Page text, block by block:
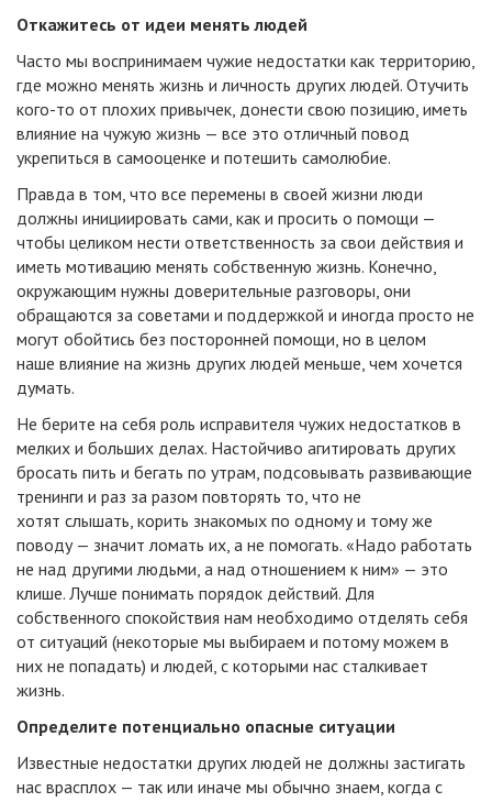
Откажитесь от идеи менять людей
Часто мы воспринимаем чужие недостатки как территорию,
где можно менять жизнь и личность других людей. Отучить
кого-то от плохих привычек, донести свою позицию, иметь
влияние на чужую жизнь — все это отличный повод
укрепиться в самооценке и потешить самолюбие.
Правда в том, что все перемены в своей жизни люди
должны инициировать сами, как и просить о помощи —
чтобы целиком нести ответственность за свои действия и
иметь мотивацию менять собственную жизнь. Конечно,
окружающим нужны доверительные разговоры, они
обращаются за советами и поддержкой и иногда просто не
могут обойтись без посторонней помощи, но в целом
наше влияние на жизнь других людей меньше, чем хочется
думать.
Не берите на себя роль исправителя чужих недостатков в
мелких и больших делах. Настойчиво агитировать других
бросать пить и бегать по утрам, подсовывать развивающие
тренинги и раз за разом повторять то, что не
хотят слышать, корить знакомых по одному и тому же
поводу — значит ломать их, а не помогать. «Надо работать
не над другими людьми, а над отношением к ним» — это
клише. Лучше понимать порядок действий. Для
собственного спокойствия нам необходимо отделять себя
от ситуаций (некоторые мы выбираем и потому можем в
них не попадать) и людей, с которыми нас сталкивает
жизнь.
Определите потенциально опасные ситуации
Известные недостатки других людей не должны застигать
нас врасплох — так или иначе мы обычно знаем, когда с